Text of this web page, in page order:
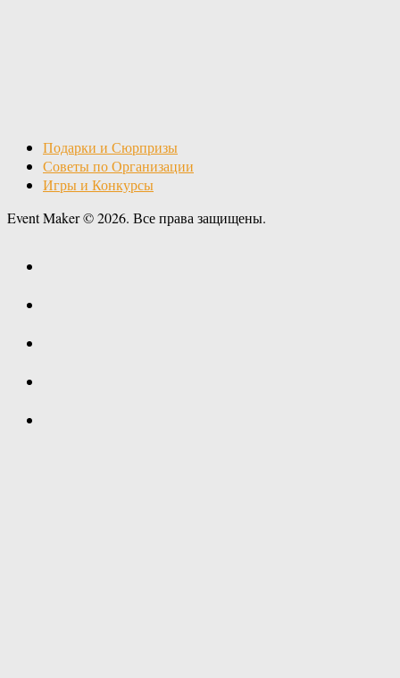
Подарки и Сюрпризы
Советы по Организации
Игры и Конкурсы
Event Maker © 2026. Все права защищены.